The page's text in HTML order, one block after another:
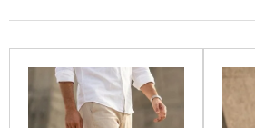
n
p
V